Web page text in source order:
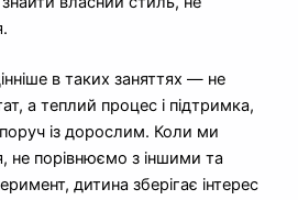
в таких заняттях — не
а теплий процес і підтримка,
із дорослим. Коли ми
не порівнюємо з іншими та
дитина зберігає інтерес